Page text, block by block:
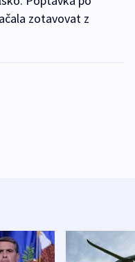
zotavovat z